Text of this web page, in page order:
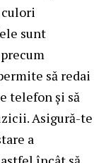
sunt
să redai
telefon și să
Asigură-te
a